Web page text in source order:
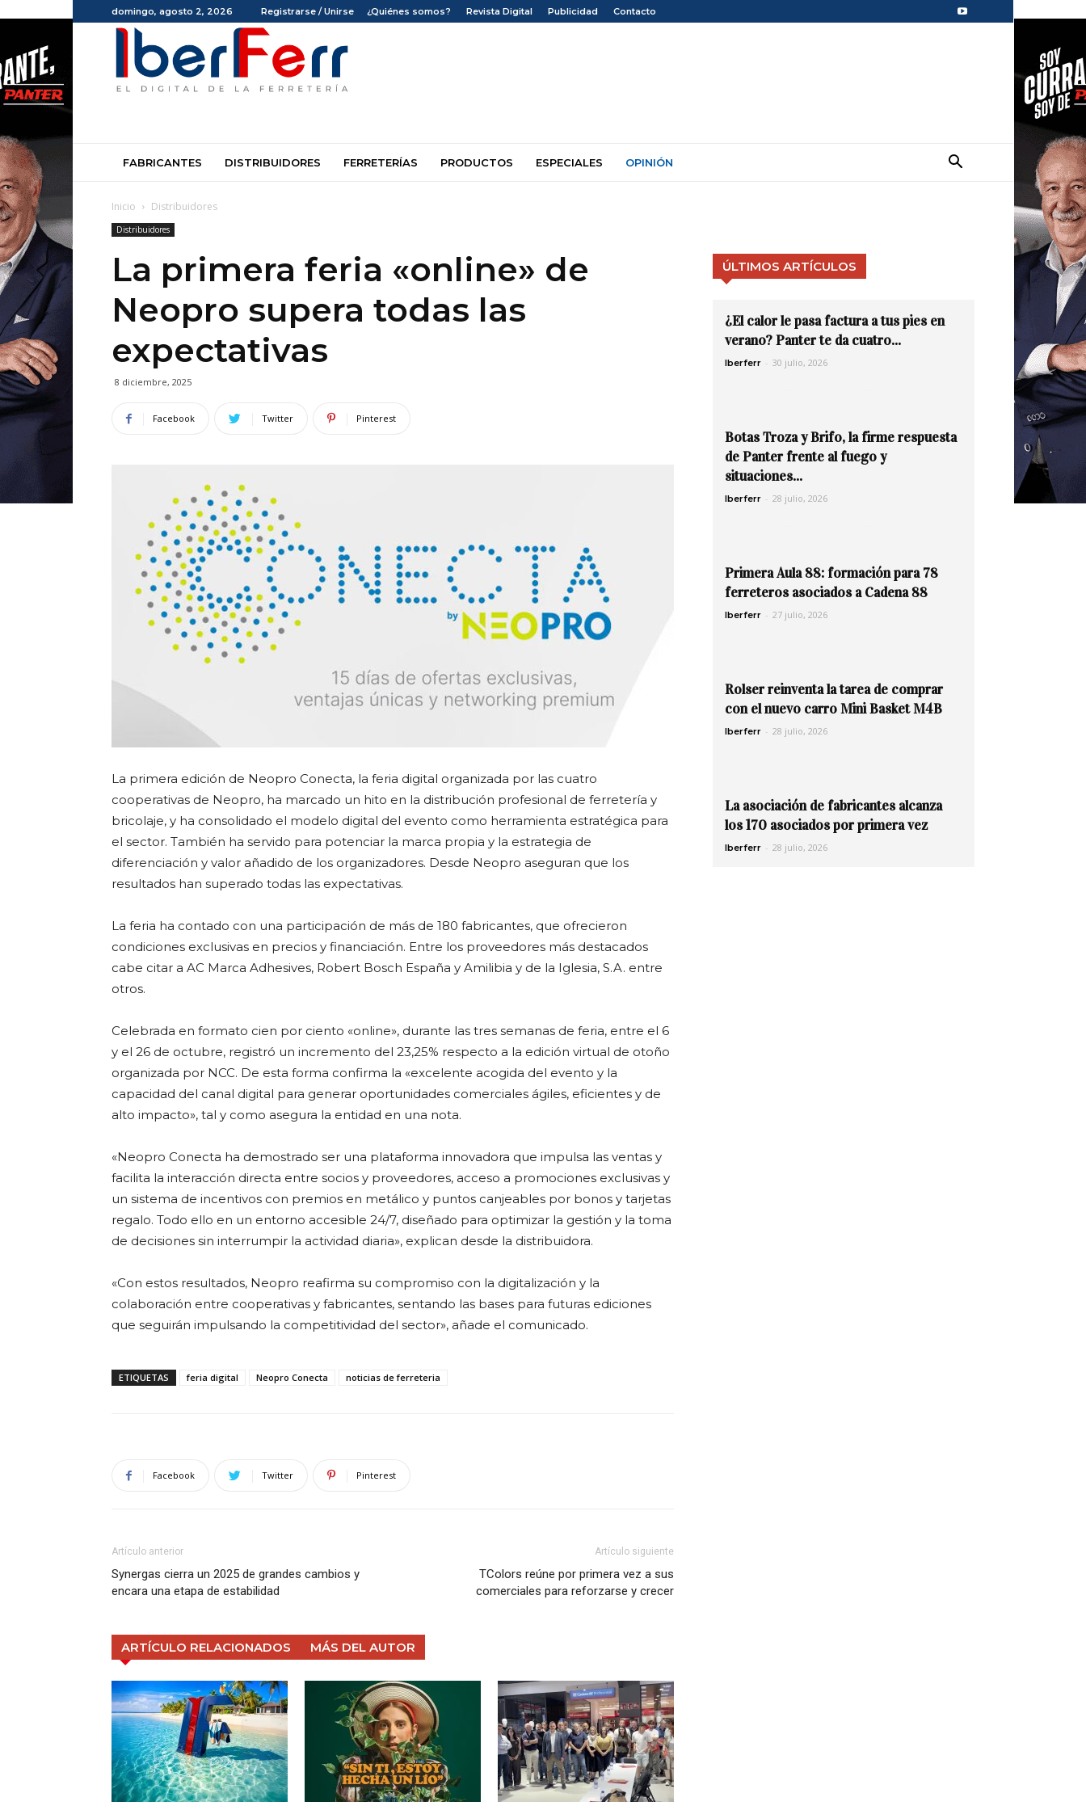
domingo, agosto 2, 2026 Registrarse / Unirse ¿Quiénes somos? Revista Digital Publicidad Contacto
Iberferr
FABRICANTES DISTRIBUIDORES FERRETERÍAS PRODUCTOS ESPECIALES OPINIÓN
Inicio Distribuidores
Distribuidores
La primera feria «online» de
Neopro supera todas las
expectativas
8 diciembre, 2025
Facebook Twitter Pinterest
La primera edición de Neopro Conecta, la feria digital organizada por las cuatro
cooperativas de Neopro, ha marcado un hito en la distribución profesional de ferretería y
bricolaje, y ha consolidado el modelo digital del evento como herramienta estratégica para
el sector. También ha servido para potenciar la marca propia y la estrategia de
diferenciación y valor añadido de los organizadores. Desde Neopro aseguran que los
resultados han superado todas las expectativas.
La feria ha contado con una participación de más de 180 fabricantes, que ofrecieron
condiciones exclusivas en precios y financiación. Entre los proveedores más destacados
cabe citar a AC Marca Adhesives, Robert Bosch España y Amilibia y de la Iglesia, S.A. entre
otros.
Celebrada en formato cien por ciento «online», durante las tres semanas de feria, entre el 6
y el 26 de octubre, registró un incremento del 23,25% respecto a la edición virtual de otoño
organizada por NCC. De esta forma confirma la «excelente acogida del evento y la
capacidad del canal digital para generar oportunidades comerciales ágiles, eficientes y de
alto impacto», tal y como asegura la entidad en una nota.
«Neopro Conecta ha demostrado ser una plataforma innovadora que impulsa las ventas y
facilita la interacción directa entre socios y proveedores, acceso a promociones exclusivas y
un sistema de incentivos con premios en metálico y puntos canjeables por bonos y tarjetas
regalo. Todo ello en un entorno accesible 24/7, diseñado para optimizar la gestión y la toma
de decisiones sin interrumpir la actividad diaria», explican desde la distribuidora.
«Con estos resultados, Neopro reafirma su compromiso con la digitalización y la
colaboración entre cooperativas y fabricantes, sentando las bases para futuras ediciones
que seguirán impulsando la competitividad del sector», añade el comunicado.
ETIQUETAS feria digital Neopro Conecta noticias de ferreteria
Facebook Twitter Pinterest
Artículo anterior
Synergas cierra un 2025 de grandes cambios y
encara una etapa de estabilidad
Artículo siguiente
TColors reúne por primera vez a sus
comerciales para reforzarse y crecer
ARTÍCULO RELACIONADOS MÁS DEL AUTOR
ÚLTIMOS ARTÍCULOS
¿El calor le pasa factura a tus pies en
verano? Panter te da cuatro...
Iberferr - 30 julio, 2026
Botas Troza y Brifo, la firme respuesta
de Panter frente al fuego y
situaciones...
Iberferr - 28 julio, 2026
Primera Aula 88: formación para 78
ferreteros asociados a Cadena 88
Iberferr - 27 julio, 2026
Rolser reinventa la tarea de comprar
con el nuevo carro Mini Basket M4B
Iberferr - 28 julio, 2026
La asociación de fabricantes alcanza
los 170 asociados por primera vez
Iberferr - 28 julio, 2026